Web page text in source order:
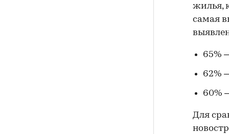
жилья,
самая
65%
62%
60%
Для